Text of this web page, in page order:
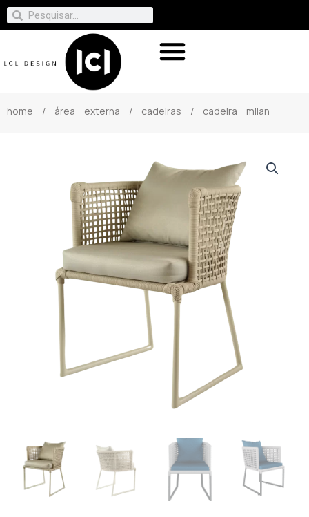
home / área externa / cadeiras / cadeira milan